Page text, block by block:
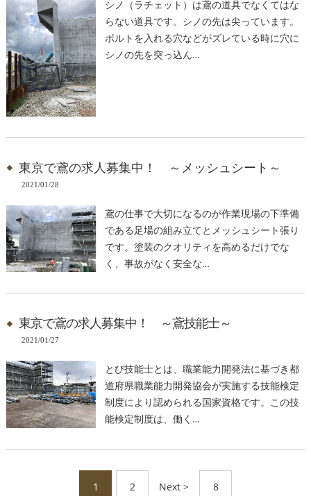
シノ（ラチェット）は鳶の道具でなくてはな
らない道具です。シノの先は尖っています。
ボルトを入れる穴などがズレている時に穴に
シノの先を突っ込ん…
東京で鳶の求人募集中！ ～メッシュシート～
2021/01/28
鳶の仕事で大切になるのが作業現場の下準備
である足場の組み立てとメッシュシート張り
です。塗装のクオリティを高めるだけでな
く、事故がなく安全な…
東京で鳶の求人募集中！ ～鳶技能士～
2021/01/27
とび技能士とは、職業能力開発法に基づき都
道府県職業能力開発協会が実施する技能検定
制度により認められる国家資格です。この技
能検定制度は、働く…
1 2 Next > 8